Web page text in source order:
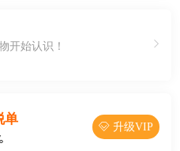
开始认识！
单  升级VIP